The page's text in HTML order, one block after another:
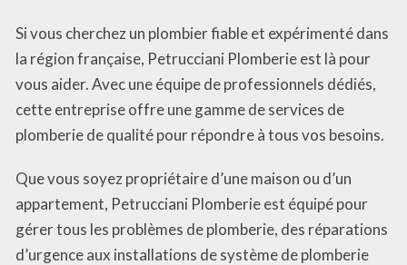
Si vous cherchez un plombier fiable et expérimenté dans
la région française, Petrucciani Plomberie est là pour
vous aider. Avec une équipe de professionnels dédiés,
cette entreprise offre une gamme de services de
plomberie de qualité pour répondre à tous vos besoins.
Que vous soyez propriétaire d’une maison ou d’un
appartement, Petrucciani Plomberie est équipé pour
gérer tous les problèmes de plomberie, des réparations
d’urgence aux installations de système de plomberie